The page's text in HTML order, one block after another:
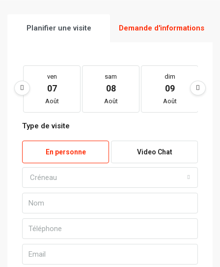
Planifier une visite Demande d'informations
ven
07
Août
sam
08
Août
dim
09
Août
Type de visite
En personne Video Chat
Créneau